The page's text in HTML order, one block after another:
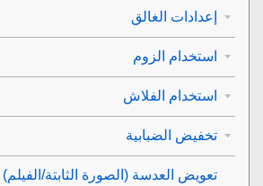
إعدادات الغالق
استخدام الزوم
استخدام الفلاش
تخفيض الضبابية
تعويض العدسة (الصورة الثابتة/الفيلم)